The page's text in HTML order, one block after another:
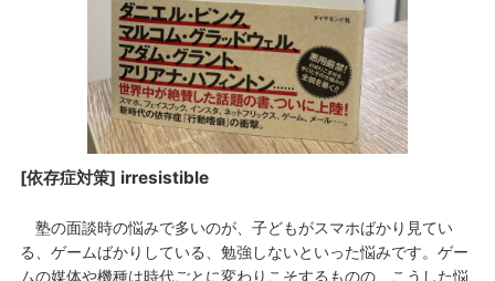
[依存症対策] irresistible
塾の面談時の悩みで多いのが、子どもがスマホばかり見てい
る、ゲームばかりしている、勉強しないといった悩みです。ゲー
ムの媒体や機種は時代ごとに変わりこそするものの、こうした悩